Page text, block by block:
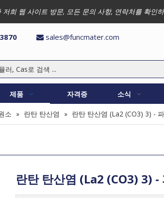
희 웹 사이트 방문, 모든 문의 사항, 연락처를 확인
 sales@funcmater.com
제품 자격증 소식
소 » 란탄 탄산염 » 란탄 탄산염 (La2 (CO3) 3) -
란탄 탄산염 (La2 (CO3) 3) -